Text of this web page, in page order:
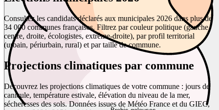
Consultez les candidats déclarés aux municipales 2026 dans plus de
34 000 communes françaises. Filtrez par couleur politique (gauche,
centre, droite, écologistes, extrême-droite), par profil territorial
(urbain, périurbain, rural) et par taille de commune.
Projections climatiques par commune
Découvrez les projections climatiques de votre commune : jours de
canicule, température estivale, élévation du niveau de la mer,
sécheresses des sols. Données issues de Météo France et du GIEC,